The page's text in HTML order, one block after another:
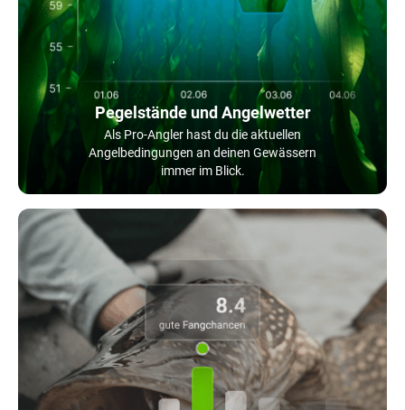
Pegelstände und Angelwetter
Als Pro-Angler hast du die aktuellen
Angelbedingungen an deinen Gewässern
immer im Blick.